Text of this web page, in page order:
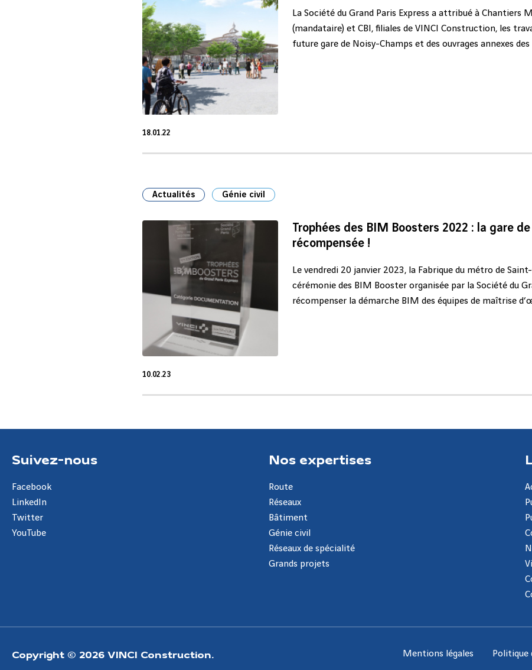
La Société du Grand Paris Express a attribué à Chantiers
(mandataire) et CBI, filiales de VINCI Construction, les
future gare de Noisy-Champs et des ouvrages annexes
18.01.22
Actualités Génie civil
Trophées des BIM Boosters 2022 : la gare
récompensée !​
Le vendredi 20 janvier 2023, la Fabrique du métro de
cérémonie des BIM Booster organisée par la Société du
récompenser la démarche BIM des équipes de maîtrise
10.02.23
Suivez-nous
Facebook
LinkedIn
Twitter
YouTube
Nos expertises
Route
Réseaux
Bâtiment
Génie civil
Réseaux de spécialité
Grands projets
Copyright © 2026 VINCI Construction. Mentions légales Politique